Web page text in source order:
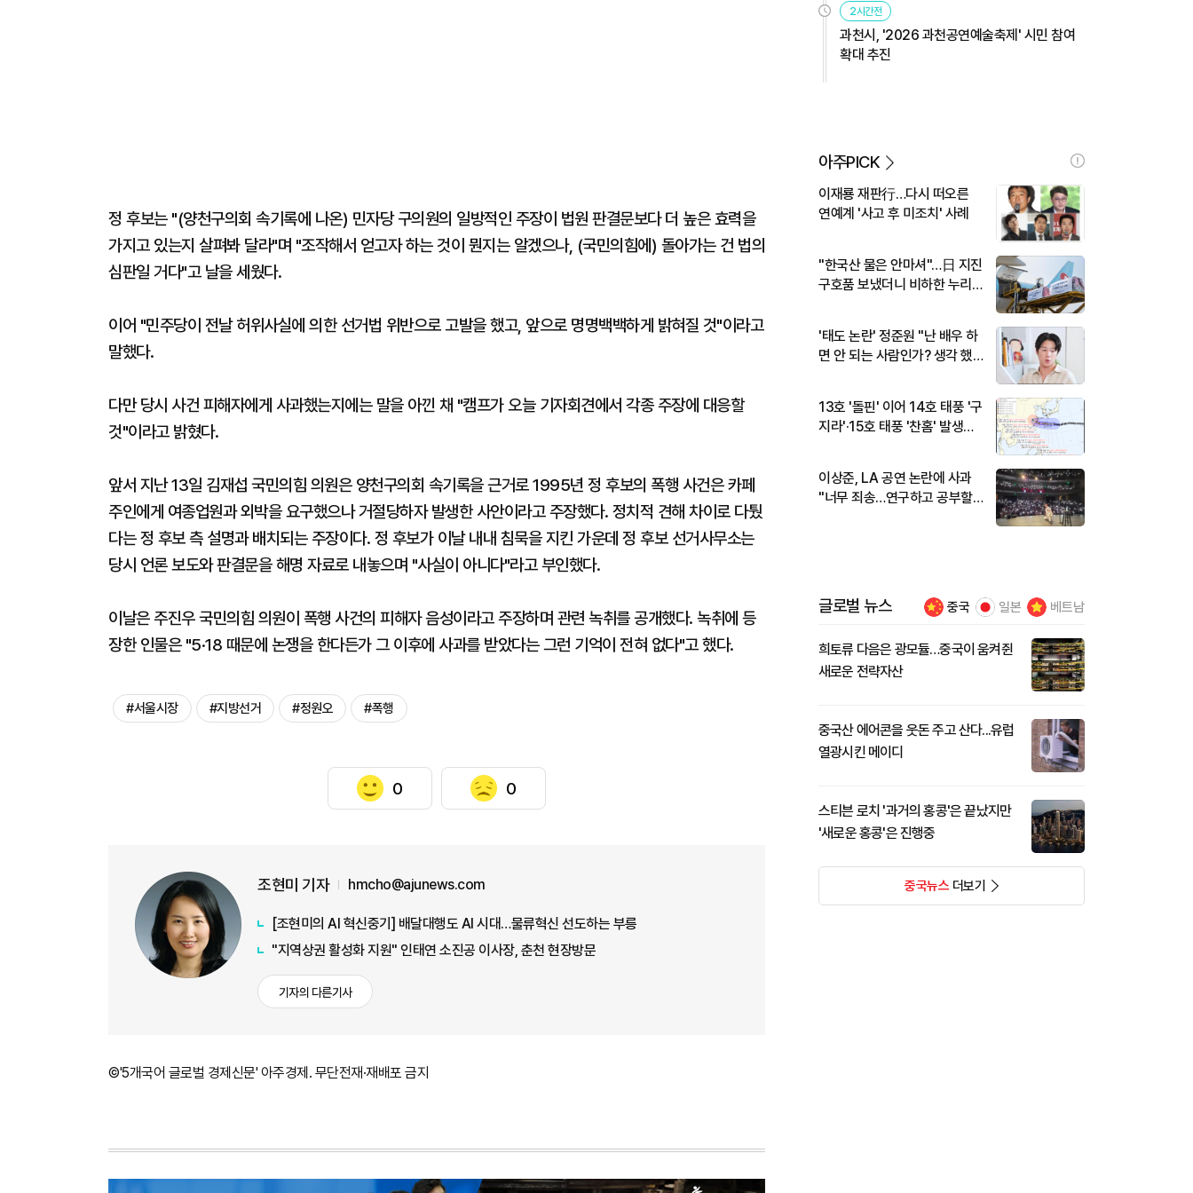
정 후보는 "(양천구의회 속기록에 나온) 민자당 구의원의 일방적인 주장이 법원 판결문보다 더 높은 효력을
가지고 있는지 살펴봐 달라"며 "조작해서 얻고자 하는 것이 뭔지는 알겠으나, (국민의힘에) 돌아가는 건 법의
심판일 거다"고 날을 세웠다.
이어 "민주당이 전날 허위사실에 의한 선거법 위반으로 고발을 했고, 앞으로 명명백백하게 밝혀질 것"이라고
말했다.
다만 당시 사건 피해자에게 사과했는지에는 말을 아낀 채 "캠프가 오늘 기자회견에서 각종 주장에 대응할
것"이라고 밝혔다.
앞서 지난 13일 김재섭 국민의힘 의원은 양천구의회 속기록을 근거로 1995년 정 후보의 폭행 사건은 카페
주인에게 여종업원과 외박을 요구했으나 거절당하자 발생한 사안이라고 주장했다. 정치적 견해 차이로 다퉜
다는 정 후보 측 설명과 배치되는 주장이다. 정 후보가 이날 내내 침묵을 지킨 가운데 정 후보 선거사무소는
당시 언론 보도와 판결문을 해명 자료로 내놓으며 "사실이 아니다"라고 부인했다.
이날은 주진우 국민의힘 의원이 폭행 사건의 피해자 음성이라고 주장하며 관련 녹취를 공개했다. 녹취에 등
장한 인물은 "5·18 때문에 논쟁을 한다든가 그 이후에 사과를 받았다는 그런 기억이 전혀 없다"고 했다.
#서울시장 #지방선거 #정원오 #폭행
0 0
조현미 기자 hmcho@ajunews.com
[조현미의 AI 혁신중기] 배달대행도 AI 시대…물류혁신 선도하는 부릉
"지역상권 활성화 지원" 인태연 소진공 이사장, 춘천 현장방문
기자의 다른기사
©'5개국어 글로벌 경제신문' 아주경제. 무단전재·재배포 금지
2시간전
과천시, '2026 과천공연예술축제' 시민 참여
확대 추진
아주PICK
이재룡 재판行…다시 떠오른
연예계 '사고 후 미조치' 사례
"한국산 물은 안마셔"…日 지진
구호품 보냈더니 비하한 누리
'태도 논란' 정준원 "난 배우 하
면 안 되는 사람인가? 생각 했
13호 '돌핀' 이어 14호 태풍 '구
지라'·15호 태풍 '찬홈' 발생…
이상준, LA 공연 논란에 사과
"너무 죄송…연구하고 공부할
글로벌 뉴스 중국 일본 베트남
희토류 다음은 광모듈…중국이 움켜쥔
새로운 전략자산
중국산 에어콘을 웃돈 주고 산다...유럽
열광시킨 메이디
스티븐 로치 '과거의 홍콩'은 끝났지만
'새로운 홍콩'은 진행중
중국뉴스더보기